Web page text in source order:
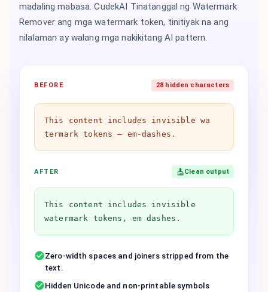
BEFORE 28 hidden characters
Th​is co​ntent in​cludes in​visible wa​
termark to​kens — em-dashes.
AFTER Clean output
This content includes invisible
watermark tokens, em dashes.
Zero-width spaces and joiners stripped from the
text.
Hidden Unicode and non-printable symbols
madaling mabasa. CudekAI Tinatanggal ng Watermark
Remover ang mga watermark token, tinitiyak na ang
nilalaman ay walang mga nakikitang AI pattern.